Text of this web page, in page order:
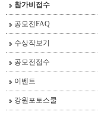
참가비접수
공모전FAQ
수상작보기
공모전접수
이벤트
강원포토스쿨